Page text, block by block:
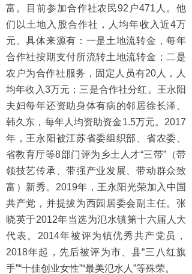
富。目前参加合作社农民92户471人。他
们以土地入股合作社，人均年收入近4万
元。具体来源有：一是土地流转金，每年
合作社按期支付所流转土地流转金；二是
农户为合作社服务，固定人员有20人，人
均年收入3万元；三是合作社分红。王永阳
夫妇每年还资助身体有病的邻居徐长泽、
韩久东，每年人均资助资金1.5万元。2017
年，王永阳被江苏省委组织部、省农委、
省教育厅等8部门评为乡土人才“三带”（带
领技艺传承、带强产业发展、带动群众致
富）新秀。2019年，王永阳光荣加入中国
共产党，并提拔为西园居委会副主任。张
晓英于2012年当选为氾水镇第十六届人大
代表。2014年被评为镇优秀共产党员，
2018年起，先后被评为市、县“三八红旗
手”“十佳创业女性”“最美氾水人”等殊荣。